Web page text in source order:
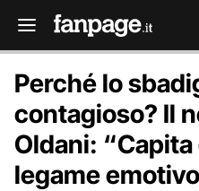
Perché lo
contagioso? Il
Oldani: “Capita
legame